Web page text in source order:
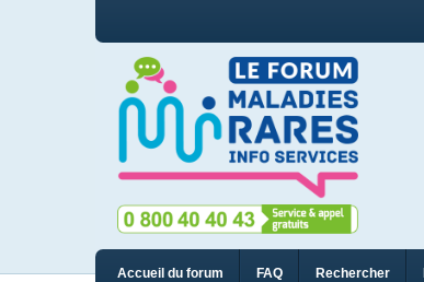
Accueil du forum FAQ Rechercher